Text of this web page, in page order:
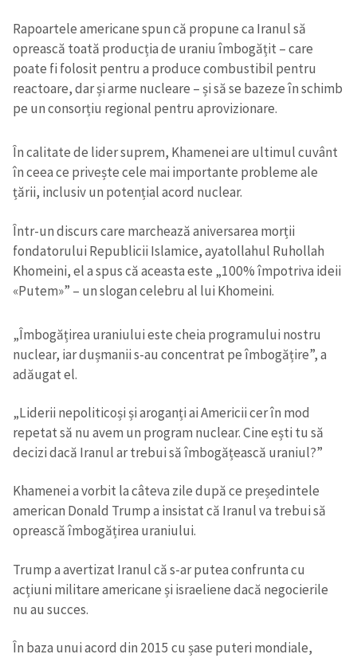
Rapoartele americane spun că propune ca Iranul să
oprească toată producția de uraniu îmbogățit – care
poate fi folosit pentru a produce combustibil pentru
reactoare, dar și arme nucleare – și să se bazeze în schimb
pe un consorțiu regional pentru aprovizionare.
În calitate de lider suprem, Khamenei are ultimul cuvânt
în ceea ce privește cele mai importante probleme ale
țării, inclusiv un potențial acord nuclear.
Într-un discurs care marchează aniversarea morții
fondatorului Republicii Islamice, ayatollahul Ruhollah
Khomeini, el a spus că aceasta este „100% împotriva ideii
«Putem»” – un slogan celebru al lui Khomeini.
„Îmbogățirea uraniului este cheia programului nostru
nuclear, iar dușmanii s-au concentrat pe îmbogățire”, a
adăugat el.
„Liderii nepoliticoși și aroganți ai Americii cer în mod
repetat să nu avem un program nuclear. Cine ești tu să
decizi dacă Iranul ar trebui să îmbogățească uraniul?”
Khamenei a vorbit la câteva zile după ce președintele
american Donald Trump a insistat că Iranul va trebui să
oprească îmbogățirea uraniului.
Trump a avertizat Iranul că s-ar putea confrunta cu
acțiuni militare americane și israeliene dacă negocierile
nu au succes.
În baza unui acord din 2015 cu șase puteri mondiale,